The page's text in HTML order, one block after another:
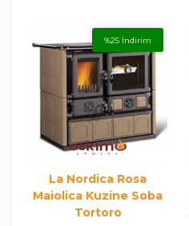
%25 İndirim
La Nordica Rosa
Maiolica Kuzine Soba
Tortoro